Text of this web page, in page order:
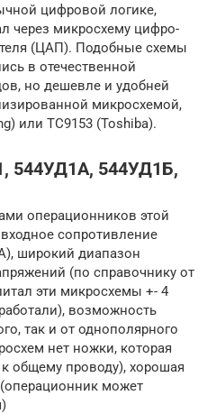
цифровой логике,
через микросхему цифро-
(ЦАП). Подобные схемы
в отечественной
но дешевле и удобней
микросхемой,
или ТС9153 (Toshiba).
544УД1A, 544УД1Б,
операционников этой
сопротивление
широкий диапазон
(по справочнику от
эти микросхемы +- 4
возможность
так и от однополярного
нет ножки, которая
общему проводу), хорошая
(операционник может